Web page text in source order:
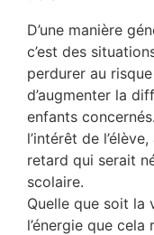
D’une manière
c’est des
perdurer au
d’augmenter la
enfants
l’intérêt de
retard qui serait
scolaire.
Quelle que soit la
l’énergie que cela